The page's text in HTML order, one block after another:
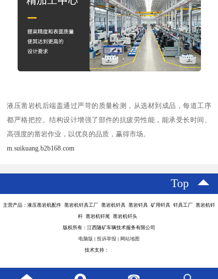
液压凿岩机后端盖通过严苛的质量检测，从选材到成品，每道工序
都严格把控。结构设计增强了部件的抗疲劳性能，能承受长时间、
高强度的凿岩作业，以优良的品质，赢得市场。
m.suikuang.b2b168.com
Top
主营产品：液压凿岩机配件 凿岩机钎具工厂 凿岩机钎具 凿岩钎具 矿用钎具 钎具工厂 凿岩机钎
杆 凿岩机钎尾 凿岩机钎头
版权所有：江西隧矿车辆技术服务有限公司
电脑版 | 投诉举报 | 网站地图
技术支持：